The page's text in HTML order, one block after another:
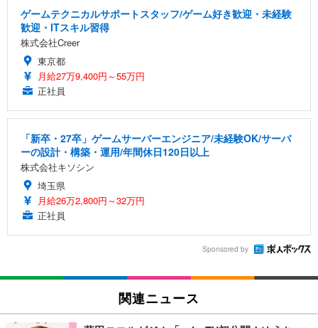
ゲームテクニカルサポートスタッフ/ゲーム好き歓迎・未経験
歓迎・ITスキル習得
株式会社Creer
東京都
月給27万9,400円～55万円
正社員
「新卒・27卒」ゲームサーバーエンジニア/未経験OK/サーバ
ーの設計・構築・運用/年間休日120日以上
株式会社キソシン
埼玉県
月給26万2,800円～32万円
正社員
Sponsored by
関連ニュース